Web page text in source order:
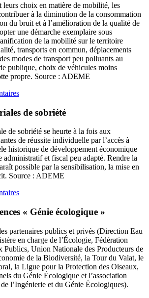
leurs choix en matière de mobilité, les
à la diminution de la consommation
du bruit et à l’amélioration de la qualité de
une démarche exemplaire sous
de la mobilité sur le territoire
transports en commun, déplacements
modes de transport peu polluants au
publique, choix de véhicules moins
propre. Source : ADEME
de sobriété
de sobriété se heurte à la fois aux
de réussite individuelle par l’accès à
historique de développement économique
administratif et fiscal peu adapté. Rendre la
possible par la sensibilisation, la mise en
Source : ADEME
« Génie écologique »
partenaires publics et privés (Direction Eau
en charge de l’Écologie, Fédération
Publics, Union Nationale des Producteurs de
de la Biodiversité, la Tour du Valat, le
la Ligue pour la Protection des Oiseaux,
du Génie Écologique et l’association
l’Ingénierie et du Génie Écologiques).